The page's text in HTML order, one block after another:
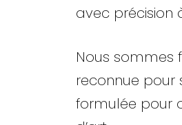
avec précision
Nous sommes
reconnue pour
formulée pour